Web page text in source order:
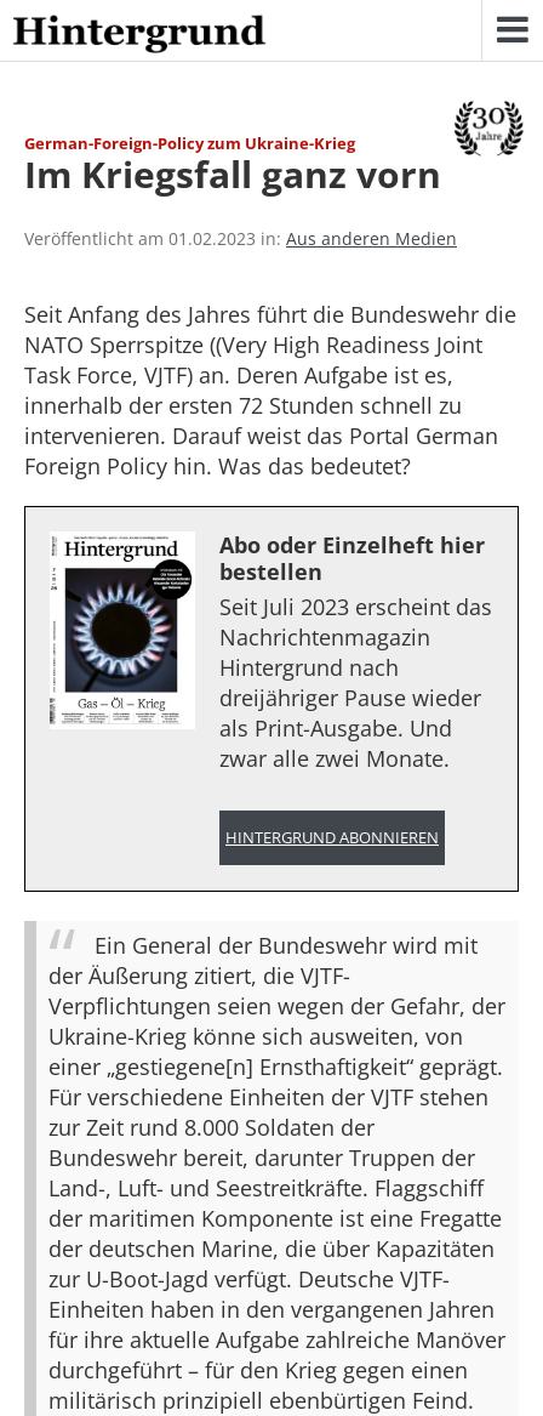
Skip
to
content
German-Foreign-Policy zum Ukraine-Krieg
Im Kriegsfall ganz vorn
Veröffentlicht am 01.02.2023 in: Aus anderen Medien
Seit Anfang des Jahres führt die Bundeswehr die
NATO Sperrspitze ((Very High Readiness Joint
Task Force, VJTF) an. Deren Aufgabe ist es,
innerhalb der ersten 72 Stunden schnell zu
intervenieren. Darauf weist das Portal German
Foreign Policy hin. Was das bedeutet?
Abo oder Einzelheft hier
bestellen
Seit Juli 2023 erscheint das
Nachrichtenmagazin
Hintergrund nach
dreijähriger Pause wieder
als Print-Ausgabe. Und
zwar alle zwei Monate.
HINTERGRUND ABONNIEREN
Ein General der Bundeswehr wird mit
der Äußerung zitiert, die VJTF-
Verpflichtungen seien wegen der Gefahr, der
Ukraine-Krieg könne sich ausweiten, von
einer „gestiegene[n] Ernsthaftigkeit“ geprägt.
Für verschiedene Einheiten der VJTF stehen
zur Zeit rund 8.000 Soldaten der
Bundeswehr bereit, darunter Truppen der
Land-, Luft- und Seestreitkräfte. Flaggschiff
der maritimen Komponente ist eine Fregatte
der deutschen Marine, die über Kapazitäten
zur U-Boot-Jagd verfügt. Deutsche VJTF-
Einheiten haben in den vergangenen Jahren
für ihre aktuelle Aufgabe zahlreiche Manöver
durchgeführt – für den Krieg gegen einen
militärisch prinzipiell ebenbürtigen Feind.